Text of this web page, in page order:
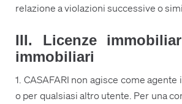
relazione a violazioni successive o
III. Licenze
immobiliari
1. CASAFARI non agisce come
o per qualsiasi altro utente. Per una